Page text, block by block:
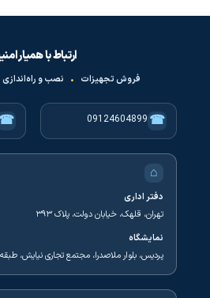
ارتباط با همیار
فروش تجهیزات • نصب و راه‌اندازی
☎
09124604899
☎
⌂
دفتر اداری
تهران، قلهک، خیابان دولت، پلاک ۳۹۳
نمایشگاه
پردیس، بلوار ملاصدرا، مجتمع تجاری نیایش، طبقه